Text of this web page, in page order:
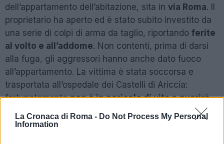
La Cronaca di Roma - Do Not Process My Personal
Information
dell’appartamento dell’abitazione, sita in via Roma. Il
proprietario ha aperto ed è stato subito investito da
una serie di colpi di arma da taglio, riportando ferite
al volto e all’addome. Non contenti, prima di darsi
alla fuga, gli aggressori hanno anche dato fuoco
all’appartamento. La vittima è stata soccorsa e
trasportata all’ospedale dei Castelli di Ariccia:
fortunatamentenon è in pericolo di vita e guarirà
in 20 giorni
. Intervenuti sul posto, i carabinieri della
stazione di Albano Laziale e del Nucleo Operativo